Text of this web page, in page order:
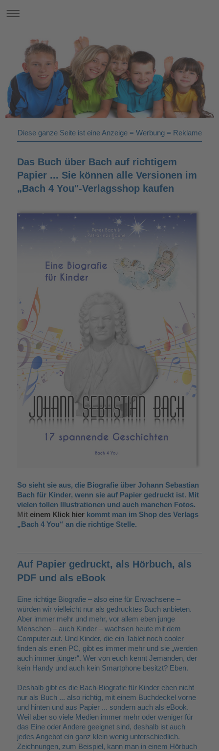
Diese ganze Seite ist eine Anzeige = Werbung = Reklame
Das Buch über Bach auf richtigem
Papier ... Sie können alle Versionen im
„Bach 4 You"-Verlagsshop kaufen
So sieht sie aus, die Biografie über Johann Sebastian
Bach für Kinder, wenn sie auf Papier gedruckt ist. Mit
vielen tollen Illustrationen und auch manchen Fotos.
Mit einem Klick hier kommt man im Shop des Verlags
„Bach 4 You“ an die richtige Stelle.
Auf Papier gedruckt, als Hörbuch, als
PDF und als eBook
Eine richtige Biografie – also eine für Erwachsene –
würden wir vielleicht nur als gedrucktes Buch anbieten.
Aber immer mehr und mehr, vor allem eben junge
Menschen – auch Kinder – wachsen heute mit dem
Computer auf. Und Kinder, die ein Tablet noch cooler
finden als einen PC, gibt es immer mehr und sie „werden
auch immer jünger“. Wer von euch kennt Jemanden, der
kein Handy und auch kein Smartphone besitzt? Eben.
Deshalb gibt es die Bach-Biografie für Kinder eben nicht
nur als Buch ... also richtig, mit einem Buchdeckel vorne
und hinten und aus Papier ... sondern auch als eBook.
Weil aber so viele Medien immer mehr oder weniger für
das Eine oder Andere geeignet sind, deshalb ist auch
jedes Angebot ein ganz klein wenig unterschiedlich.
Zeichnungen, zum Beispiel, kann man in einem Hörbuch